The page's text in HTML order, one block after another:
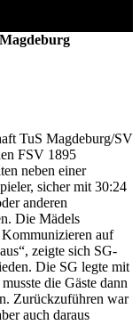
TuS Magdeburg/SV
FSV 1895
neben einer
sicher mit 30:24
anderen
Die Mädels
auf
zeigte sich SG-
Die SG legte mit
die Gäste dann
Zurückzuführen war
auch daraus